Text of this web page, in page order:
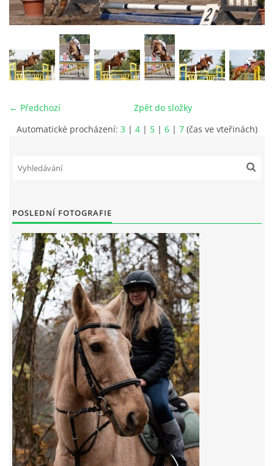
VIDEA
ODKAZY
CENÍK SLUŽEB
PŘISPĚVEK ČUS KARVINA -PODPORA SPORTU V
NÁHRADNÍ TERMÍN BRIGÁDY PRO TY KTEŘÍ SE
NEDOSTAVILI NA PODZIMNÍ BRIGÁDU
ČLENOVÉ RYCHVALDU 2023
7:4 (VELKÝ PÁTEK) KROUŽEK NEBUDE
JARNÍ BRIGÁDA 20.5.2023
DNE 17.11.2023 KROUŽEK JEZDECTVÍ NENÍ
DĚKUJEME MĚSTU RYCHVALD ZA DOTACI V ROCE 2023
NABÍZÍME BRIGÁDU U NÁS VE STÁJI. PRO BLIŽŠÍ INFO
← Předchozí
Zpět do složky
Automatické procházení: 3 | 4 | 5 | 6 | 7 (čas ve vteřinách)
POSLEDNÍ FOTOGRAFIE